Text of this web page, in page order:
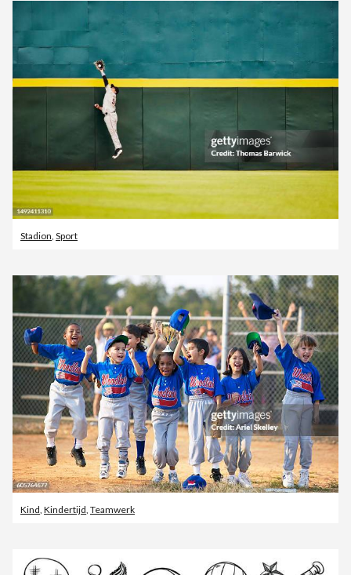
Stadion Sport
Kind Kindertijd Teamwerk